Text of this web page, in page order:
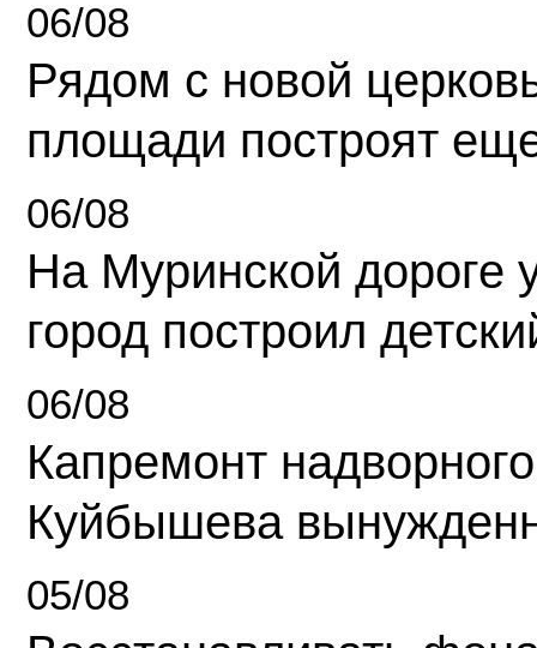
06/08
Рядом с новой
площади построят
06/08
На Муринской дороге
город построил
06/08
Капремонт
Куйбышева
05/08